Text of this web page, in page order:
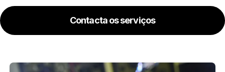
Contacta os serviços